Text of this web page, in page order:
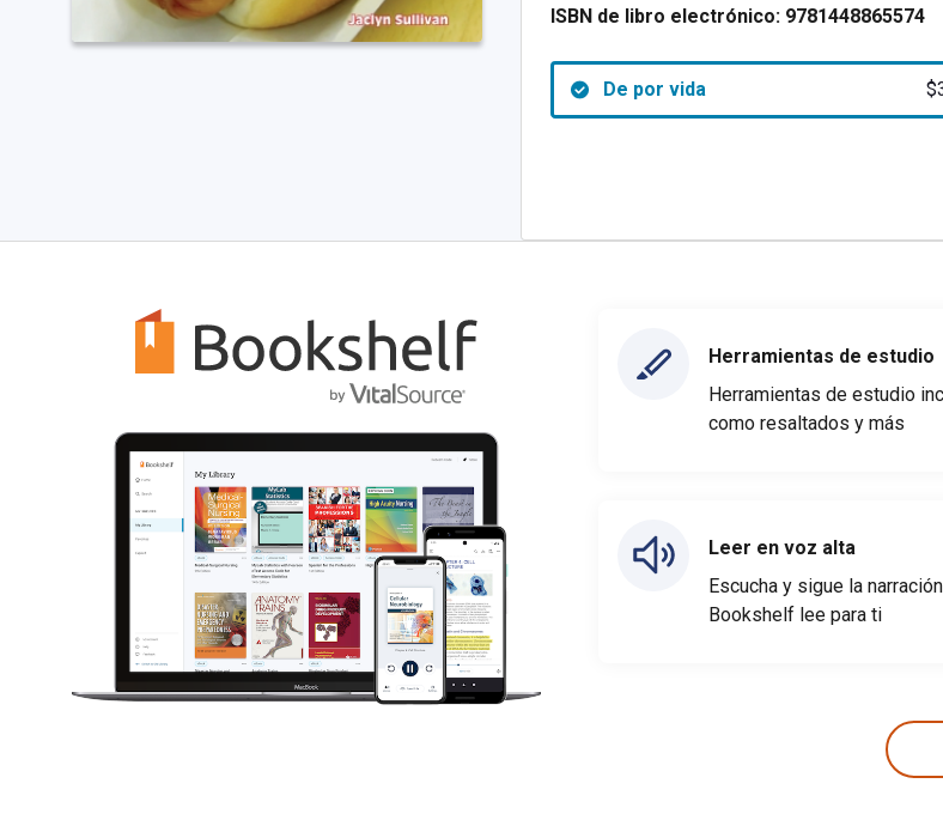
ISBN de libro electrónico: 9781448865574
De por vida
Herramientas de estudio
Herramientas de estudio
como resaltados y más
Leer en voz alta
Escucha y sigue la
Bookshelf lee para ti